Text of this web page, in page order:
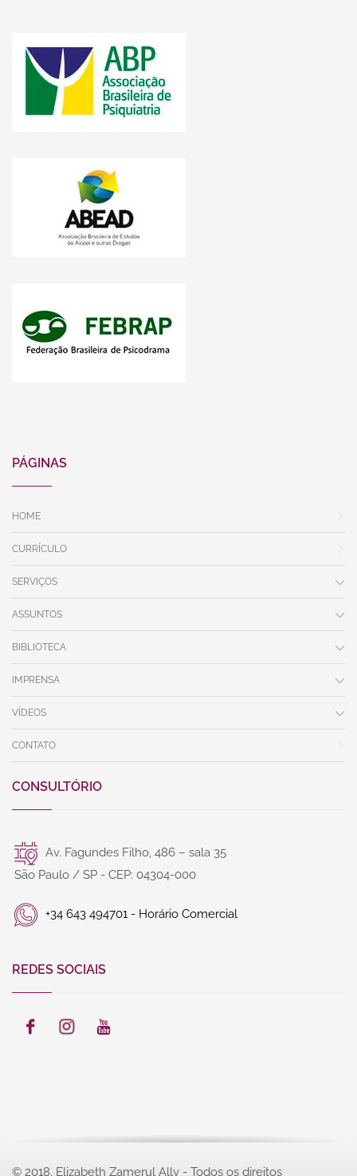
PÁGINAS
HOME
CURRÍCULO
SERVIÇOS
ASSUNTOS
BIBLIOTECA
IMPRENSA
VÍDEOS
CONTATO
CONSULTÓRIO
Av. Fagundes Filho, 486 – sala 35
São Paulo / SP - CEP: 04304-000
+34 643 494701 - Horário Comercial
REDES SOCIAIS
© 2018. Elizabeth Zamerul Ally - Todos os direitos